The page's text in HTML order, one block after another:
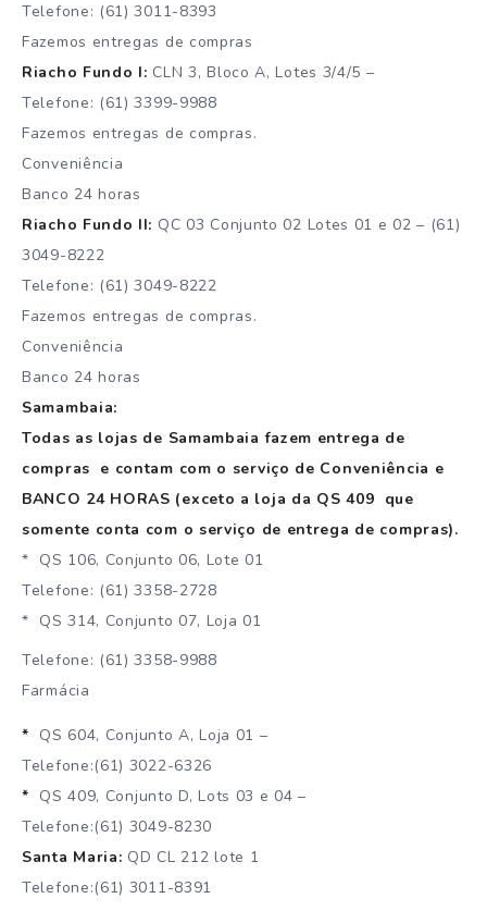
Telefone: (61) 3011-8393
Fazemos entregas de compras
Riacho Fundo I: CLN 3, Bloco A, Lotes 3/4/5 –
Telefone: (61) 3399-9988
Fazemos entregas de compras.
Conveniência
Banco 24 horas
Riacho Fundo II: QC 03 Conjunto 02 Lotes 01 e 02 – (61)
3049-8222
Telefone: (61) 3049-8222
Fazemos entregas de compras.
Conveniência
Banco 24 horas
Samambaia:
Todas as lojas de Samambaia fazem entrega de
compras e contam com o serviço de Conveniência e
BANCO 24 HORAS (exceto a loja da QS 409 que
somente conta com o serviço de entrega de compras).
* QS 106, Conjunto 06, Lote 01
Telefone: (61) 3358-2728
* QS 314, Conjunto 07, Loja 01
Telefone: (61) 3358-9988
Farmácia
* QS 604, Conjunto A, Loja 01 –
Telefone:(61) 3022-6326
* QS 409, Conjunto D, Lots 03 e 04 –
Telefone:(61) 3049-8230
Santa Maria: QD CL 212 lote 1
Telefone:(61) 3011-8391